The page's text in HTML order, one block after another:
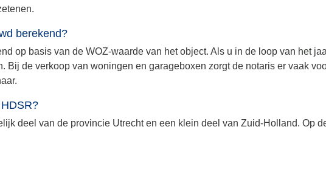
berekend?
op basis van de WOZ-waarde van het object. Als u in de loop van het
Bij de verkoop van woningen en garageboxen zorgt de notaris er vaak
deel van de provincie Utrecht en een klein deel van Zuid-Holland. Op